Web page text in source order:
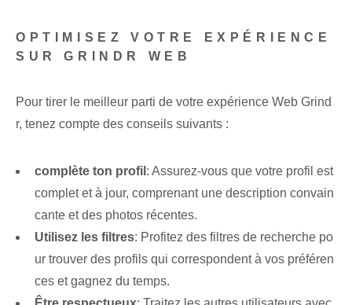
OPTIMISEZ VOTRE EXPÉRIENCE
SUR GRINDR WEB
Pour tirer le meilleur parti de votre expérience Web Grind
r, tenez compte des conseils suivants :
complète ton profil : Assurez-vous que votre profil est
complet et à jour, comprenant une description convain
cante et des photos récentes.
Utilisez les filtres: ⁣Profitez des filtres de recherche po
ur trouver des profils qui correspondent à vos préféren
ces et gagnez du temps.